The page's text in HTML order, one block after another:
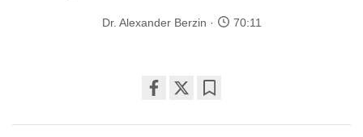
Dr. Alexander Berzin 70:11
on